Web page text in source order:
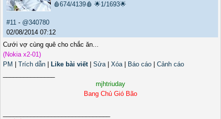
🩸674/4139🩸 🌟1/1693🌟
#11 - @340780
02/08/2014 07:12
Cưới vợ cùng quê cho chắc ăn...
(Nokia x2-01)
PM
Trích dẫn Like bài viết| Sửa| Xóa| Báo cáo
Cảnh cáo
mjhtriuday
Bang Chủ Gió Bão